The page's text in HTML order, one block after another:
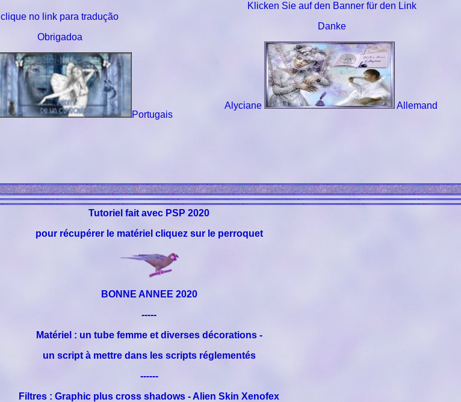
clique no link para tradução
Obrigadoa
Portugais
Klicken Sie auf den Banner für den Link
Danke
Alyciane Allemand
Tutoriel fait avec PSP 2020
pour récupérer le matériel cliquez sur le perroquet
BONNE ANNEE 2020
-----
Matériel : un tube femme et diverses décorations -
un script à mettre dans les scripts réglementés
------
Filtres : Graphic plus cross shadows - Alien Skin Xenofex